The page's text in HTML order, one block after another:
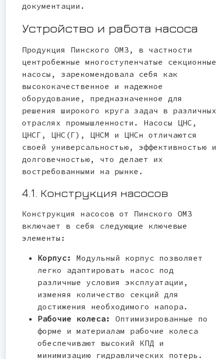
документации.
Устройство и работа насоса
Продукция Пинского ОМЗ, в частности
центробежные многоступенчатые секционные
насосы, зарекомендовала себя как
высококачественное и надежное
оборудование, предназначенное для
решения широкого круга задач в различных
отраслях промышленности. Насосы ЦНС,
ЦНСГ, ЦНС(Г), ЦНСМ и ЦНСн отличаются
своей универсальностью, эффективностью и
долговечностью, что делает их
востребованными на рынке.
4.1. Конструкция насосов
Конструкция насосов от Пинского ОМЗ
включает в себя следующие ключевые
элементы:
Корпус: Модульный корпус позволяет
легко адаптировать насос под
различные условия эксплуатации,
изменяя количество секций для
достижения необходимого напора.
Рабочие колеса: Оптимизированные по
форме и материалам рабочие колеса
обеспечивают высокий КПД и
минимизацию гидравлических потерь.